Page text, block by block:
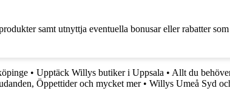
samt utnyttja eventuella bonusar eller rabatter
• Upptäck Willys butiker i Uppsala • Allt du
Öppettider och mycket mer• Willys Umeå Syd